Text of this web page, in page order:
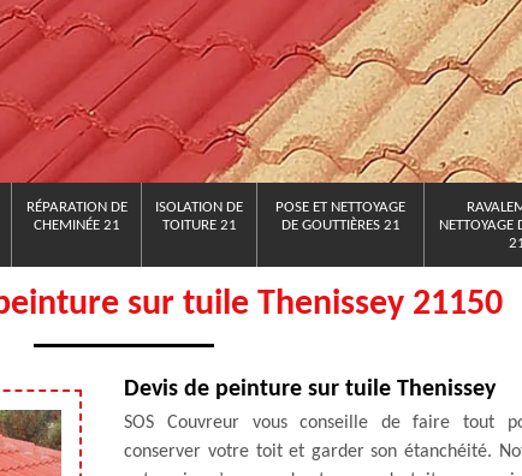
RÉPARATION DE
CHEMINÉE 21
ISOLATION DE
TOITURE 21
POSE ET NETTOYAGE
DE GOUTTIÈRES 21
NETTOYAGE
sur tuile Thenissey 21150
Devis de peinture sur tuile Thenissey
SOS Couvreur vous conseille de faire tout
conserver votre toit et garder son étanchéité.